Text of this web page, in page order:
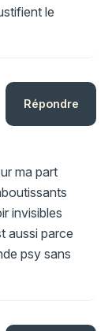
le
ma part
invisibles
aussi parce
psy sans
Répondre